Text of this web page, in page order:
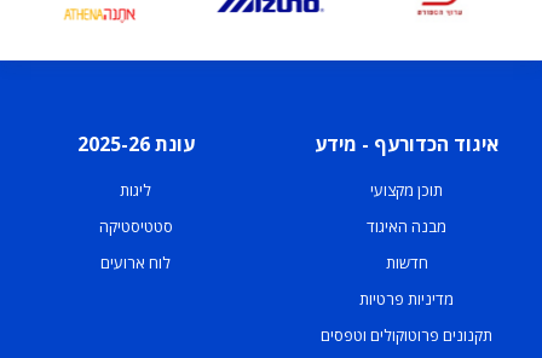
איגוד הכדורעף - מידע
תוכן מקצועי
מבנה האיגוד
חדשות
מדיניות פרטיות
תקנונים פרוטוקולים וטפסים
עונת 2025-26
ליגות
סטטיסטיקה
לוח ארועים